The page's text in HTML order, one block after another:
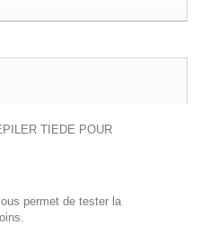
TIEDE POUR
permet de tester la